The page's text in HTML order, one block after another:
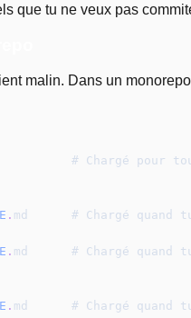
que tu ne veux pas
malin. Dans un
# Chargé pour
. md      # Chargé quand
. md      # Chargé quand
. md      # Chargé quand